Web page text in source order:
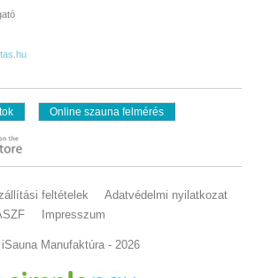
Online szauna felmérés
feltételek
Adatvédelmi nyilatkozat
Impresszum
Manufaktúra - 2026